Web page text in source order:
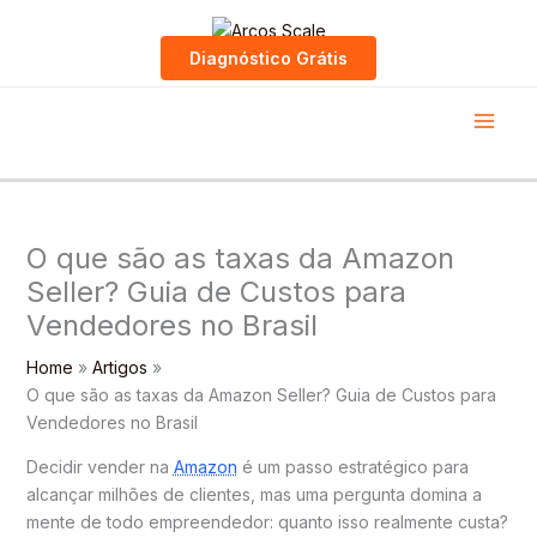
Diagnóstico Grátis
O que são as taxas da Amazon
Seller? Guia de Custos para
Vendedores no Brasil
Home
Artigos
O que são as taxas da Amazon Seller? Guia de Custos para
Vendedores no Brasil
Decidir vender na Amazon é um passo estratégico para
alcançar milhões de clientes, mas uma pergunta domina a
mente de todo empreendedor: quanto isso realmente custa?